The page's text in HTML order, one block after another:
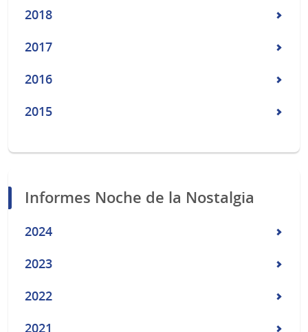
2018
2017
2016
2015
Informes Noche de la Nostalgia
2024
2023
2022
2021